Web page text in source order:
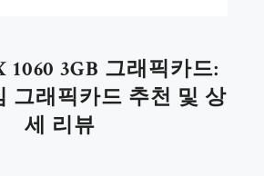
1060 3GB 그래픽카드:
그래픽카드 추천 및 상
세 리뷰